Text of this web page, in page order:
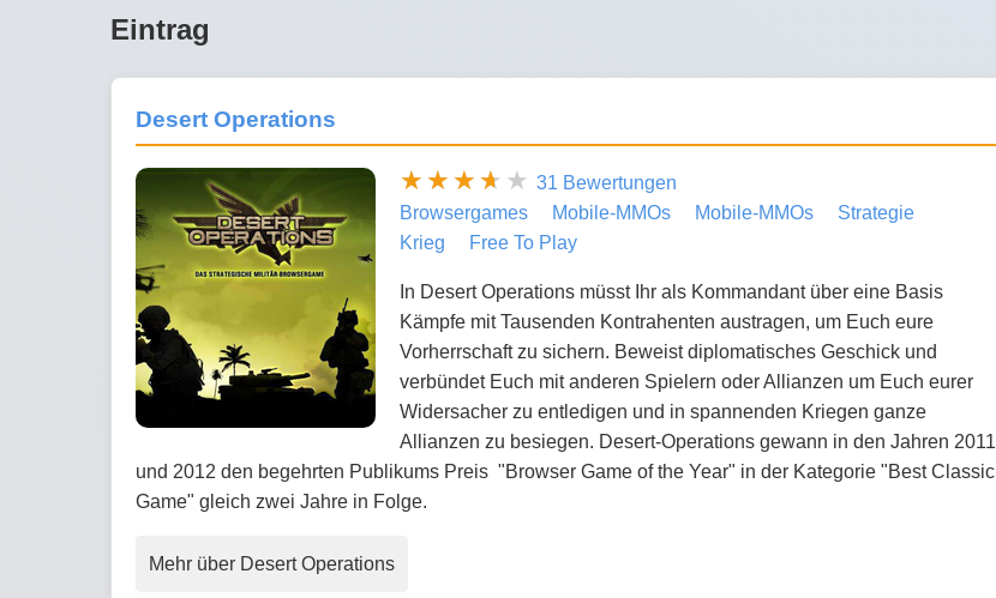
Eintrag
Desert Operations
31 Bewertungen
Browsergames
Mobile-MMOs Mobile-MMOs
Strategie
Krieg
Free To Play
In Desert Operations müsst Ihr als Kommandant über eine Basis
Kämpfe mit Tausenden Kontrahenten austragen, um Euch eure
Vorherrschaft zu sichern. Beweist diplomatisches Geschick und
verbündet Euch mit anderen Spielern oder Allianzen um Euch eurer
Widersacher zu entledigen und in spannenden Kriegen ganze
Allianzen zu besiegen. Desert-Operations gewann in den Jahren 2011
und 2012 den begehrten Publikums Preis "Browser Game of the Year" in der Kategorie "Best Classic
Game" gleich zwei Jahre in Folge.
Mehr über Desert Operations